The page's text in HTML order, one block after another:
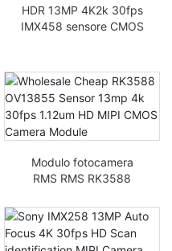
HDR 13MP 4K2k 30fps
IMX458 sensore CMOS
Modulo fotocamera
RMS RMS RK3588
13mp 4K 30fps 1.12um
HD MIPI CMOS